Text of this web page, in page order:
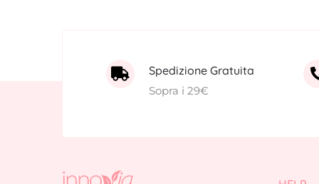
Spedizione Gratuita
Sopra i 29€